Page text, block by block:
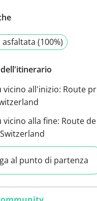
(100%)
vicino all'inizio: Route
alla fine: Route
al punto di partenza